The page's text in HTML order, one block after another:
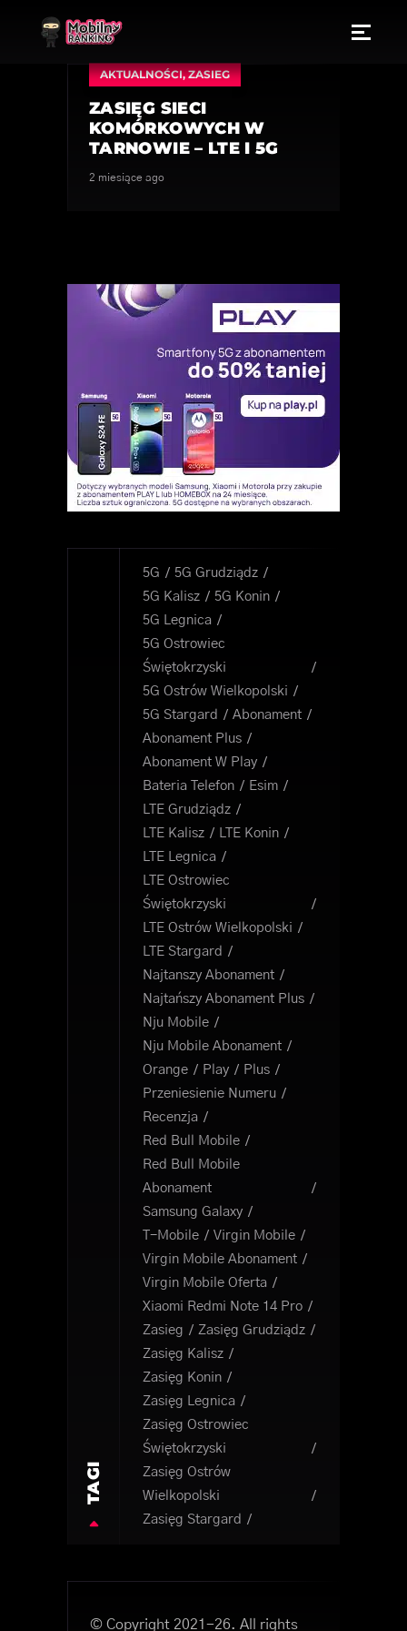
AKTUALNOŚCI,ZASIEG
ZASIĘG SIECI
KOMÓRKOWYCH W
TARNOWIE – LTE I 5G
2 miesiące ago
TAGI
5G
5G Grudziądz
5G Kalisz
5G Konin
5G Legnica
5G Ostrowiec
Świętokrzyski
5G Ostrów Wielkopolski
5G Stargard
Abonament
Abonament Plus
Abonament W Play
Bateria Telefon
Esim
LTE Grudziądz
LTE Kalisz
LTE Konin
LTE Legnica
LTE Ostrowiec
Świętokrzyski
LTE Ostrów Wielkopolski
LTE Stargard
Najtanszy Abonament
Najtańszy Abonament Plus
Nju Mobile
Nju Mobile Abonament
Orange
Play
Plus
Przeniesienie Numeru
Recenzja
Red Bull Mobile
Red Bull Mobile
Abonament
Samsung Galaxy
T-Mobile
Virgin Mobile
Virgin Mobile Abonament
Virgin Mobile Oferta
Xiaomi Redmi Note 14 Pro
Zasieg
Zasięg Grudziądz
Zasięg Kalisz
Zasięg Konin
Zasięg Legnica
Zasięg Ostrowiec
Świętokrzyski
Zasięg Ostrów
Wielkopolski
Zasięg Stargard
© Copyright 2021-26. All rights